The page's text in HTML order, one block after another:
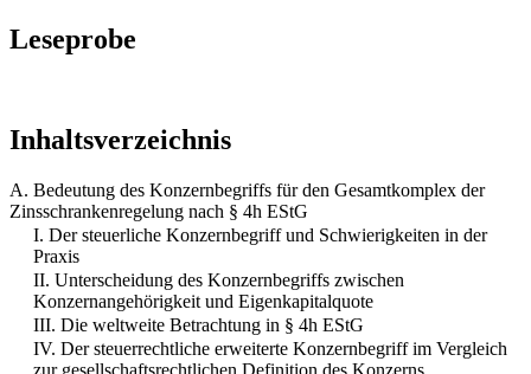
Leseprobe
Inhaltsverzeichnis
A. Bedeutung des Konzernbegriffs für den Gesamtkomplex der
Zinsschrankenregelung nach § 4h EStG
I. Der steuerliche Konzernbegriff und Schwierigkeiten in der
Praxis
II. Unterscheidung des Konzernbegriffs zwischen
Konzernangehörigkeit und Eigenkapitalquote
III. Die weltweite Betrachtung in § 4h EStG
IV. Der steuerrechtliche erweiterte Konzernbegriff im Vergleich
zur gesellschaftsrechtlichen Definition des Konzerns